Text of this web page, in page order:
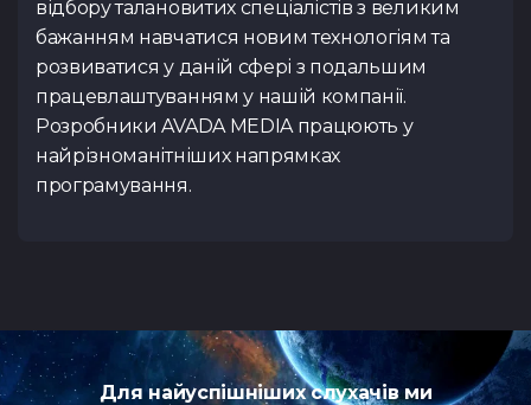
відбору талановитих спеціалістів з великим
бажанням навчатися новим технологіям та
розвиватися у даній сфері з подальшим
працевлаштуванням у нашій компанії.
Розробники AVADA MEDIA працюють у
найрізноманітніших напрямках
програмування.
Для найуспішніших слухачів ми